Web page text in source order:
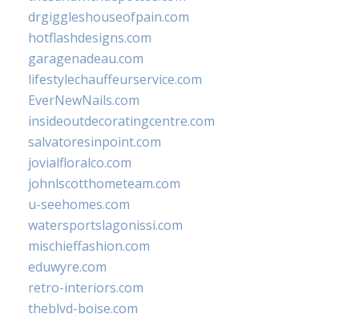
drgiggleshouseofpain.com
hotflashdesigns.com
garagenadeau.com
lifestylechauffeurservice.com
EverNewNails.com
insideoutdecoratingcentre.com
salvatoresinpoint.com
jovialfloralco.com
johnlscotthometeam.com
u-seehomes.com
watersportslagonissi.com
mischieffashion.com
eduwyre.com
retro-interiors.com
theblvd-boise.com